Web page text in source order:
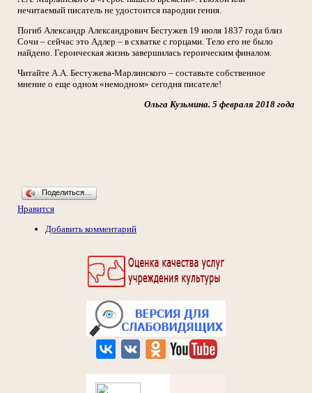
нечитаемый писатель не удостоится пародии гения.
Погиб Александр Александрович Бестужев 19 июля 1837 года близ
Сочи – сейчас это Адлер – в схватке с горцами. Тело его не было
найдено. Героическая жизнь завершилась героическим финалом.
Читайте А.А. Бестужева-Марлинского – составьте собственное
мнение о еще одном «немодном» сегодня писателе!
Ольга Кузьмина. 5 февраля 2018 года
Поделиться…
Нравится
Добавить комментарий